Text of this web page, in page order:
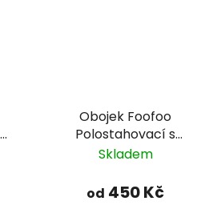
Obojek Foofoo
Polostahovací s
řetízkem - Brown I.
Skladem
od 450 Kč